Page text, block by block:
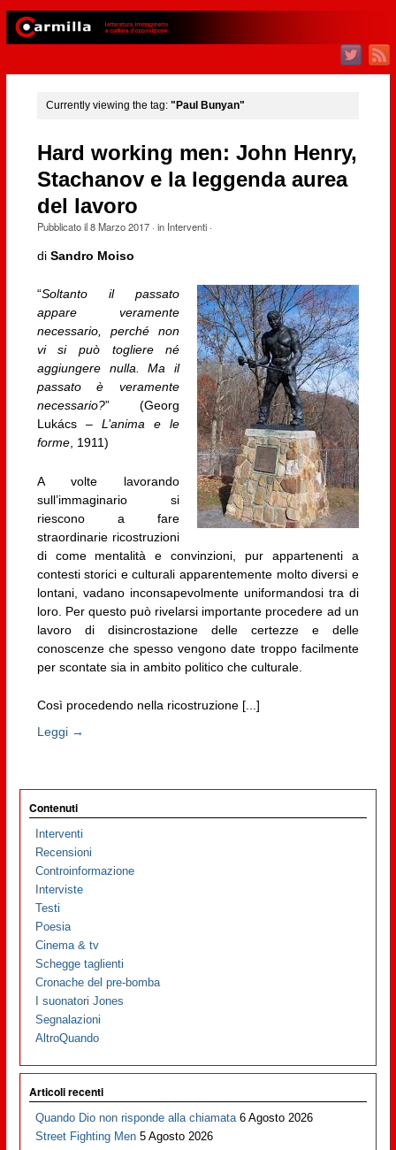
Currently viewing the tag: "Paul Bunyan"
Hard working men: John Henry,
Stachanov e la leggenda aurea
del lavoro
Pubblicato il8 Marzo 2017· in Interventi·
di Sandro Moiso
“Soltanto il passato
appare veramente
necessario, perché non
vi si può togliere né
aggiungere nulla. Ma il
passato è veramente
necessario?” (Georg
Lukács – L’anima e le
forme, 1911)
A volte lavorando
sull’immaginario si
riescono a fare
straordinarie ricostruzioni
di come mentalità e convinzioni, pur appartenenti a
contesti storici e culturali apparentemente molto diversi e
lontani, vadano inconsapevolmente uniformandosi tra di
loro. Per questo può rivelarsi importante procedere ad un
lavoro di disincrostazione delle certezze e delle
conoscenze che spesso vengono date troppo facilmente
per scontate sia in ambito politico che culturale.
Così procedendo nella ricostruzione [...]
Leggi →
Contenuti
Interventi
Recensioni
Controinformazione
Interviste
Testi
Poesia
Cinema & tv
Schegge taglienti
Cronache del pre-bomba
I suonatori Jones
Segnalazioni
AltroQuando
Articoli recenti
Quando Dio non risponde alla chiamata 6 Agosto 2026
Street Fighting Men 5 Agosto 2026